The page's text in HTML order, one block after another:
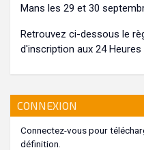
Mans les 29 et 30
Retrouvez ci-dessous le
d'inscription aux 24 Heures
CONNEXION
Connectez-vous pour
définition.